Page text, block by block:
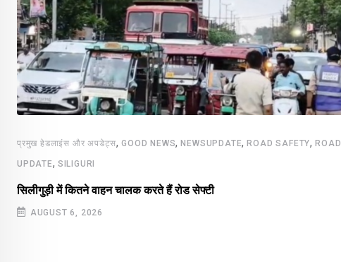
प्रमुख हेडलाइंस और अपडेट्स,GOOD NEWS,NEWSUPDATE,ROAD SAFETY,ROAD
UPDATE, SILIGURI
सिलीगुड़ी में कितने वाहन चालक करते हैं रोड सेफ्टी
AUGUST 6, 2026